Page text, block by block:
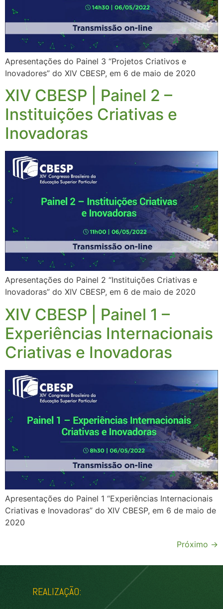
Apresentações do Painel 3 “Projetos Criativos e
Inovadores” do XIV CBESP, em 6 de maio de 2020
XIV CBESP | Painel 2 –
Instituições Criativas e
Inovadoras
Apresentações do Painel 2 “Instituições Criativas e
Inovadoras” do XIV CBESP, em 6 de maio de 2020
XIV CBESP | Painel 1 –
Experiências Internacionais
Criativas e Inovadoras
Apresentações do Painel 1 “Experiências Internacionais
Criativas e Inovadoras” do XIV CBESP, em 6 de maio de
2020
Próximo →
REALIZAÇÃO: